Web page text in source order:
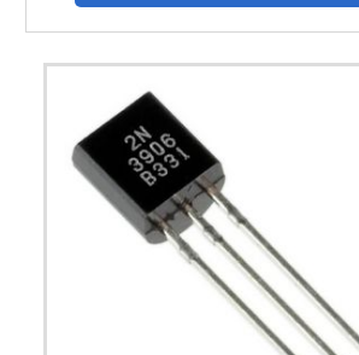
eletrônicos de partida,Tranc...